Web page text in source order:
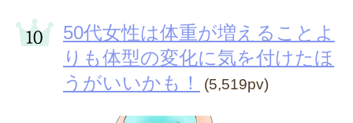
50代女性は体重が増えることよ
りも体型の変化に気を付けたほ
うがいいかも！
(5,519pv)